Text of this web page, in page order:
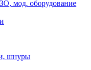
мод. оборудование
шнуры